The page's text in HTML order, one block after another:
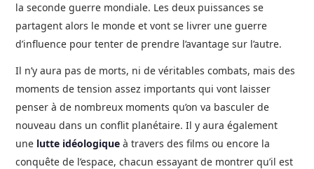
la seconde guerre mondiale. Les deux puissances se
partagent alors le monde et vont se livrer une guerre
d’influence pour tenter de prendre l’avantage sur l’autre.
Il n’y aura pas de morts, ni de véritables combats, mais des
moments de tension assez importants qui vont laisser
penser à de nombreux moments qu’on va basculer de
nouveau dans un conflit planétaire. Il y aura également
une lutte idéologique à travers des films ou encore la
conquête de l’espace, chacun essayant de montrer qu’il est